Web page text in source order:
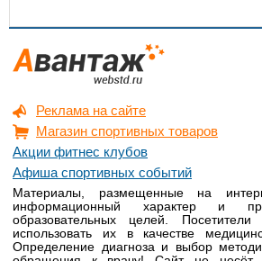
Реклама на сайте
Магазин спортивных товаров
Акции фитнес клубов
Афиша спортивных событий
Материалы, размещенные на
информационный характер и
образовательных целей.
использовать их в качестве
Определение диагноза и выбор